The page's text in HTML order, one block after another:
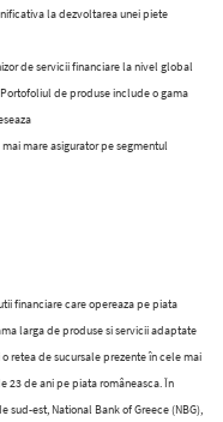
la dezvoltarea unei piete
de servicii financiare la nivel global
de produse include o gama
mare asigurator pe segmentul
financiare care opereaza pe piata
larga de produse si servicii adaptate
retea de sucursale prezente în cele mai
23 de ani pe piata româneasca. În
est, National Bank of Greece (NBG),